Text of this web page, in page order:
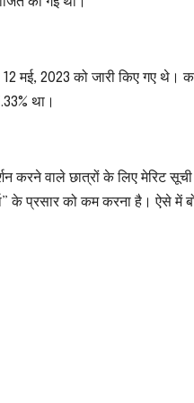
मई, 2023 को जारी किए गए थे।
था।
करने वाले छात्रों के लिए
के प्रसार को कम करना है। ऐसे में